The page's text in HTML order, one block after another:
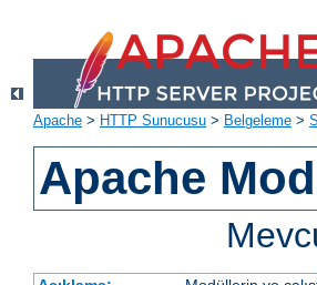
Apache > HTTP Sunucusu > Belgeleme >
Apache